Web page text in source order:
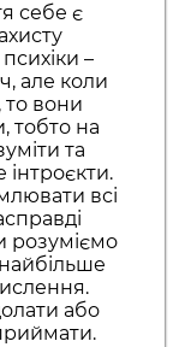
себе є
–
але коли
вони
тобто на
та
інтроєкти.
всі
розуміємо
або